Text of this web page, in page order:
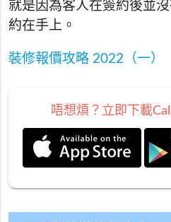
就是因為客人在簽約後並
約在手上。
裝修報價攻略 2022（一）
唔想煩？立即下載